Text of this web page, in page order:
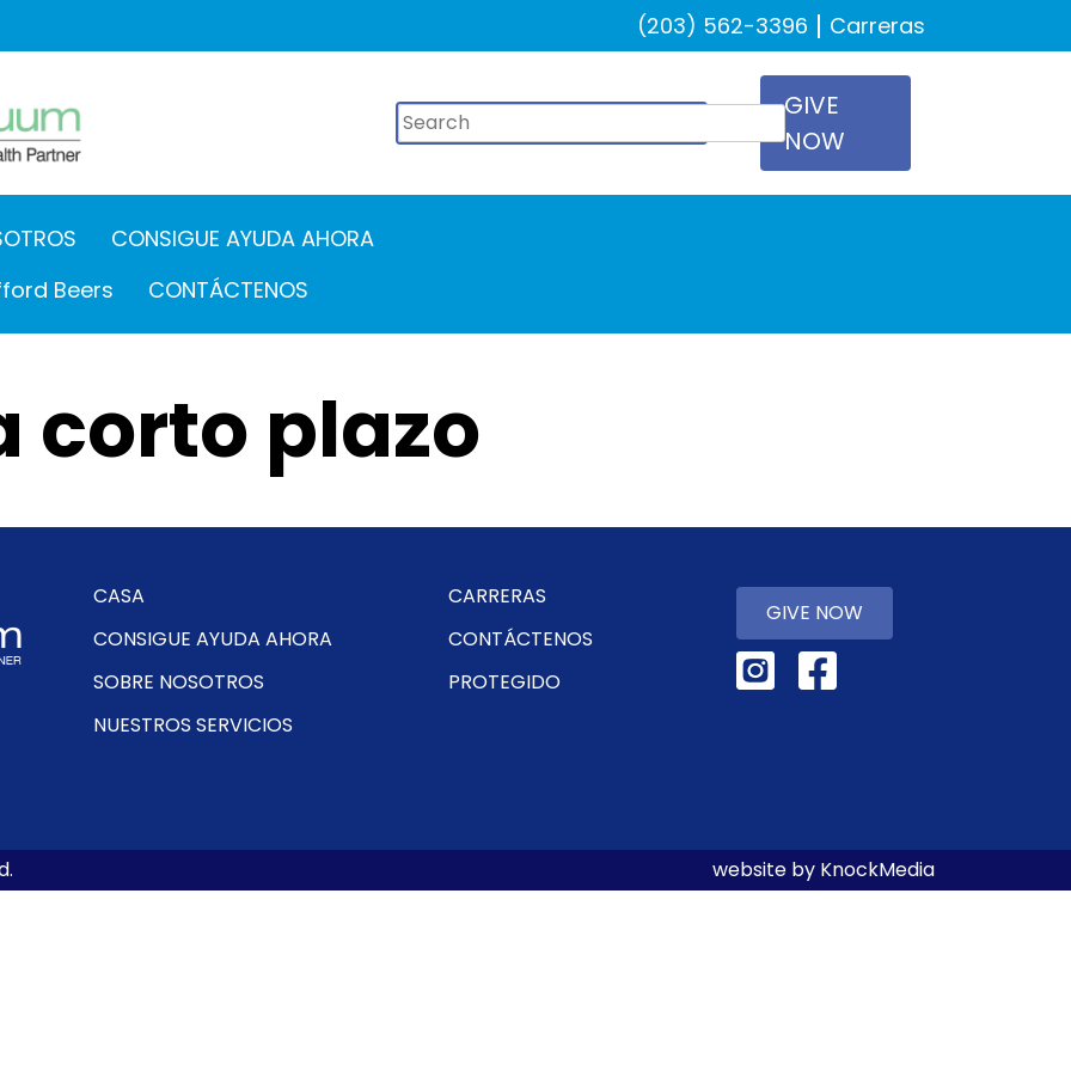
(203) 562-3396 Carreras
Buscar
GIVE
NOW
CONSIGUE AYUDA AHORA
Beers
CONTÁCTENOS
corto plazo
CASA
CONSIGUE AYUDA AHORA
SOBRE NOSOTROS
NUESTROS SERVICIOS
CARRERAS
CONTÁCTENOS
PROTEGIDO
GIVE NOW
website by KnockMedia